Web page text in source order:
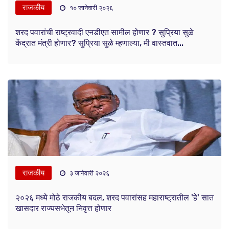
राजकीय १० जानेवारी २०२६
शरद पवारांची राष्ट्रवादी एनडीएत सामील होणार ? सुप्रिया सुळे
केंद्रात मंत्री होणार? सुप्रिया सुळे म्हणाल्या, मी वास्तवात...
राजकीय ३ जानेवारी २०२६
२०२६ मध्ये मोठे राजकीय बदल, शरद पवारांसह महाराष्ट्रातील 'हे' सात
खासदार राज्यसभेतून निवृत्त होणार